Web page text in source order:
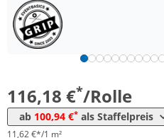
116,18 €*/Rolle
ab 100,94 €* als Staffelpreis
ab 5 Rollen
ab 10 Rollen
11,62 €*/1 m²